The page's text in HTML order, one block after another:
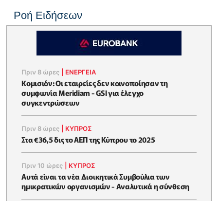
Ροή Ειδήσεων
Πριν 8 ώρες ΕΝΈΡΓΕΙΑ
Κομισιόν: Οι εταιρείες δεν κοινοποίησαν τη
συμφωνία Meridiam - GSI για έλεγχο
συγκεντρώσεων
Πριν 8 ώρες ΚΥΠΡΟΣ
Στα €36,5 δις το ΑΕΠ της Κύπρου το 2025
Πριν 10 ώρες ΚΥΠΡΟΣ
Αυτά είναι τα νέα Διοικητικά Συμβούλια των
ημικρατικών οργανισμών - Αναλυτικά η σύνθεση